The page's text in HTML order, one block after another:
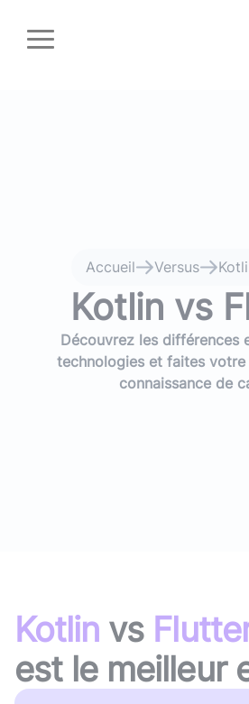
Accueil Versus
Kotlin vs
Découvrez les différences
technologies et faites
connaissance de
Kotlin vs
est le meilleur